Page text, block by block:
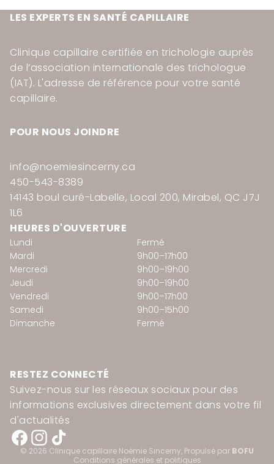
LES EXPERTS EN SANTÉ CAPILLAIRE
Clinique capillaire certifiée en trichologie auprès
de l’association internationale des trichologue
(IAT). L'adresse de référence pour votre santé
capillaire.
POUR NOUS JOINDRE
info@noemiesincerny.ca
450-543-8389
14143 boul curé-Labelle, Local 200, Mirabel, QC J7J
1L6
HEURES D'OUVERTURE
Lundi
Mardi
Mercredi
Jeudi
Vendredi
Samedi
Dimanche
Fermé
9h00–17h00
9h00–19h00
9h00–19h00
9h00–17h00
9h00–15h00
Fermé
RESTEZ CONNECTÉ
Suivez-nous sur les réseaux sociaux pour des
informations exclusives directement dans votre fil
d'actualités
© 2026 Clinique capillaire Noémie Sincerny, Propulsé par BOFU
Conditions générales et politiques
Politique de remboursement
Politique de confidentialité
Conditions d’utilisation
Politique d’expédition
Coordonnées